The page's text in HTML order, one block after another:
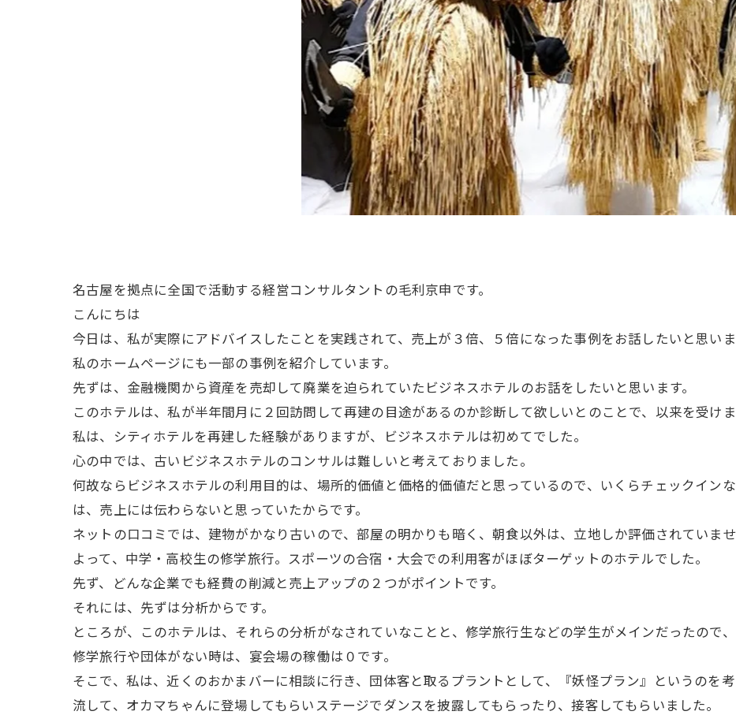
名古屋を拠点に全国で活動する経営コンサルタントの毛利京申です。
こんにちは
今日は、私が実際にアドバイスしたことを実践されて、売上が３倍、５倍になった事例をお話したいと思いま
私のホームページにも一部の事例を紹介しています。
先ずは、金融機関から資産を売却して廃業を迫られていたビジネスホテルのお話をしたいと思います。
このホテルは、私が半年間月に２回訪問して再建の目途があるのか診断して欲しいとのことで、以来を受けま
私は、シティホテルを再建した経験がありますが、ビジネスホテルは初めてでした。
心の中では、古いビジネスホテルのコンサルは難しいと考えておりました。
何故ならビジネスホテルの利用目的は、場所的価値と価格的価値だと思っているので、いくらチェックイン
は、売上には伝わらないと思っていたからです。
ネットの口コミでは、建物がかなり古いので、部屋の明かりも暗く、朝食以外は、立地しか評価されていませ
よって、中学・高校生の修学旅行。スポーツの合宿・大会での利用客がほぼターゲットのホテルでした。
先ず、どんな企業でも経費の削減と売上アップの２つがポイントです。
それには、先ずは分析からです。
ところが、このホテルは、それらの分析がなされていなことと、修学旅行生などの学生がメインだったので、
修学旅行や団体がない時は、宴会場の稼働は０です。
そこで、私は、近くのおかまバーに相談に行き、団体客と取るプラントとして、『妖怪プラン』というのを
流して、オカマちゃんに登場してもらいステージでダンスを披露してもらったり、接客してもらいました。